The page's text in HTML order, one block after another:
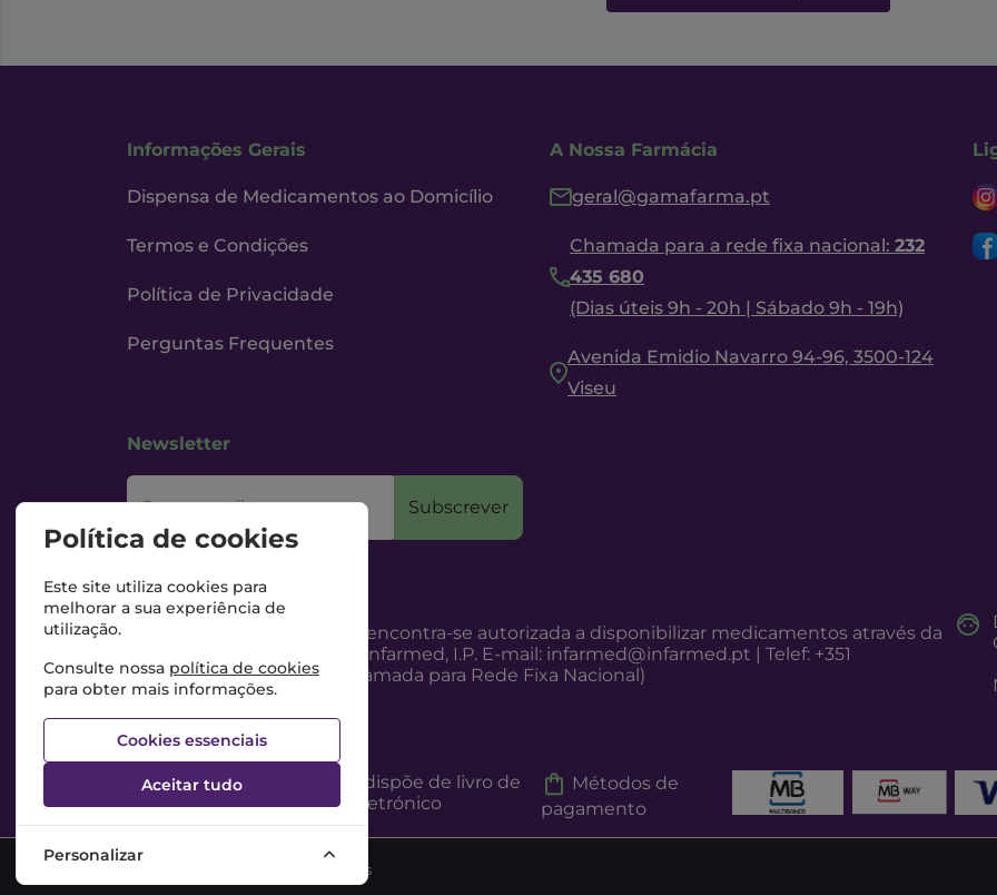
Informações Gerais
Dispensa de Medicamentos ao Domicílio
Termos e Condições
Política de Privacidade
Perguntas Frequentes
A Nossa Farmácia
geral@gamafarma.pt
Chamada para a rede fixa nacional: 232
435 680
(Dias úteis 9h - 20h | Sábado 9h - 19h)
Avenida Emidio Navarro 94-96, 3500-124
Viseu
Newsletter
O seu email Subscrever
Esta Farmácia encontra-se autorizada a disponibilizar medicamentos através da
Internet, pelo Infarmed, I.P. E-mail: infarmed@infarmed.pt | Telef: +351
217987100 (Chamada para Rede Fixa Nacional)
Esta Farmácia dispõe de livro de
reclamações eletrónico
Métodos de
pagamento
©2026 Todos os direitos reservados
Política de cookies
Este site utiliza cookies para
melhorar a sua experiência de
utilização.
Consulte nossa política de cookies
para obter mais informações.
Cookies essenciais
Aceitar tudo
Personalizar